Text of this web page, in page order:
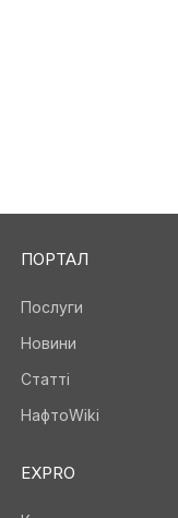
ПОРТАЛ
Послуги
Новини
Статті
НафтоWiki
EXPRO